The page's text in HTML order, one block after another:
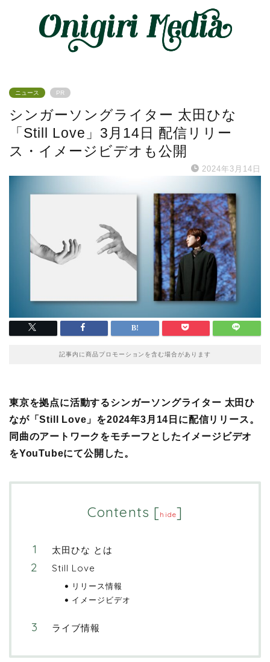
ニュース PR
シンガーソングライター 太田ひな
「Still Love」3月14日 配信リリー
ス・イメージビデオも公開
2024年3月14日
記事内に商品プロモーションを含む場合があります
東京を拠点に活動するシンガーソングライター 太田ひ
なが「Still Love」を2024年3月14日に配信リリース。
同曲のアートワークをモチーフとしたイメージビデオ
をYouTubeにて公開した。
Contents [hide]
太田ひな とは
Still Love
リリース情報
イメージビデオ
ライブ情報